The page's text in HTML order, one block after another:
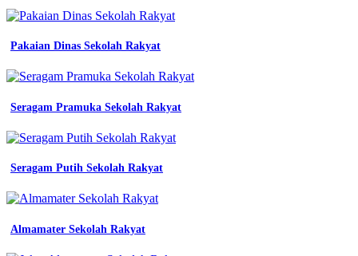
Pakaian Dinas Sekolah Rakyat
Seragam Pramuka Sekolah Rakyat
Seragam Putih Sekolah Rakyat
Almamater Sekolah Rakyat